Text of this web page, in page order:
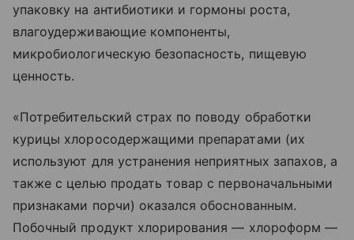
упаковку на антибиотики и гормоны роста,
влагоудерживающие компоненты,
микробиологическую безопасность, пищевую
ценность.
«Потребительский страх по поводу обработки
курицы хлоросодержащими препаратами (их
используют для устранения неприятных запахов, а
также с целью продать товар с первоначальными
признаками порчи) оказался обоснованным.
Побочный продукт хлорирования — хлороформ —